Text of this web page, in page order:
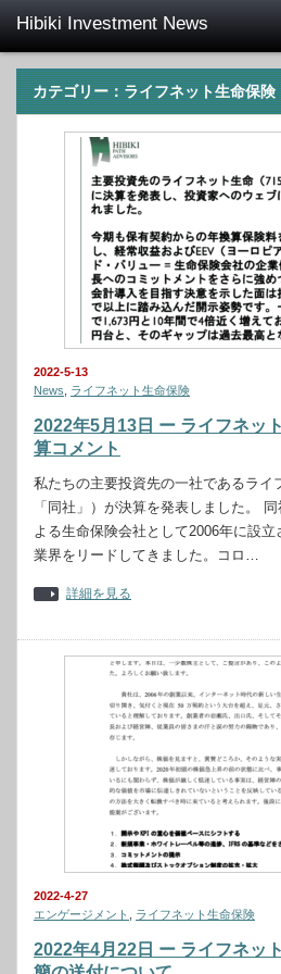
カテゴリー：ライフネット生命保険
2022-5-13
News
ライフネット生命保険
2022年5月13日 ー ライフネッ
算コメント
私たちの主要投資先の一社であるライ
「同社」）が決算を発表しました。
よる生命保険会社として2006年に設
業界をリードしてきました。コロ…
詳細を見る
2022-4-27
エンゲージメント
ライフネット生命保険
2022年4月22日 ー ライフネッ